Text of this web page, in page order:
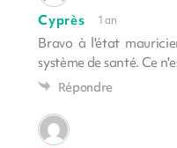
Cyprès 1 an
Bravo à l'état
système de santé. Ce
Répondre